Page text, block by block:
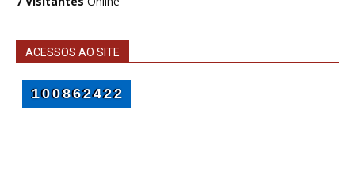
ACESSOS AO SITE